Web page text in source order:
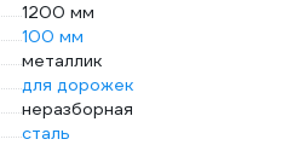
1200 мм
100 мм
металлик
для дорожек
неразборная
сталь